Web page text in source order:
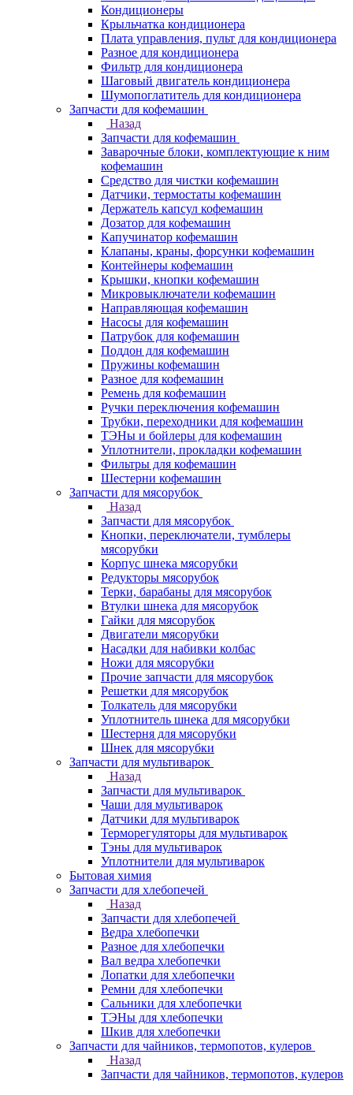
Кондиционеры
Крыльчатка кондиционера
Плата управления, пульт для кондиционера
Разное для кондиционера
Фильтр для кондиционера
Шаговый двигатель кондиционера
Шумопоглатитель для кондиционера
Запчасти для кофемашин
Назад
Запчасти для кофемашин
Заварочные блоки, комплектующие к ним
кофемашин
Средство для чистки кофемашин
Датчики, термостаты кофемашин
Держатель капсул кофемашин
Дозатор для кофемашин
Капучинатор кофемашин
Клапаны, краны, форсунки кофемашин
Контейнеры кофемашин
Крышки, кнопки кофемашин
Микровыключатели кофемашин
Направляющая кофемашин
Насосы для кофемашин
Патрубок для кофемашин
Поддон для кофемашин
Пружины кофемашин
Разное для кофемашин
Ремень для кофемашин
Ручки переключения кофемашин
Трубки, переходники для кофемашин
ТЭНы и бойлеры для кофемашин
Уплотнители, прокладки кофемашин
Фильтры для кофемашин
Шестерни кофемашин
Запчасти для мясорубок
Назад
Запчасти для мясорубок
Кнопки, переключатели, тумблеры
мясорубки
Корпус шнека мясорубки
Редукторы мясорубок
Терки, барабаны для мясорубок
Втулки шнека для мясорубок
Гайки для мясорубок
Двигатели мясорубки
Насадки для набивки колбас
Ножи для мясорубки
Прочие запчасти для мясорубок
Решетки для мясорубок
Толкатель для мясорубки
Уплотнитель шнека для мясорубки
Шестерня для мясорубки
Шнек для мясорубки
Запчасти для мультиварок
Назад
Запчасти для мультиварок
Чаши для мультиварок
Датчики для мультиварок
Терморегуляторы для мультиварок
Тэны для мультиварок
Уплотнители для мультиварок
Бытовая химия
Запчасти для хлебопечей
Назад
Запчасти для хлебопечей
Ведра хлебопечки
Разное для хлебопечки
Вал ведра хлебопечки
Лопатки для хлебопечки
Ремни для хлебопечки
Сальники для хлебопечки
ТЭНы для хлебопечки
Шкив для хлебопечки
Запчасти для чайников, термопотов, кулеров
Назад
Запчасти для чайников, термопотов, кулеров